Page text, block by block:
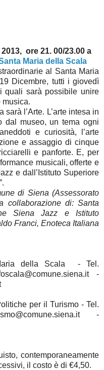
ore 21. 00/23.00 a
Maria della Scala
al Santa Maria
Dicembre, tutti i giovedì
quali sarà possibile unire
musica.
l’Arte. L’arte intesa in
dal museo, un tema ogni
e curiosità, l’arte
e assaggio di cinque
e panforte. E, per
musicali, offerte e
e dall’Istituto Superiore
di Siena (Assessorato
collaborazione di: Santa
Siena Jazz e Istituto
Franci, Enoteca Italiana
della Scala - Tel.
-
per il Turismo - Tel.
-
contemporaneamente
il costo è di €4,50.